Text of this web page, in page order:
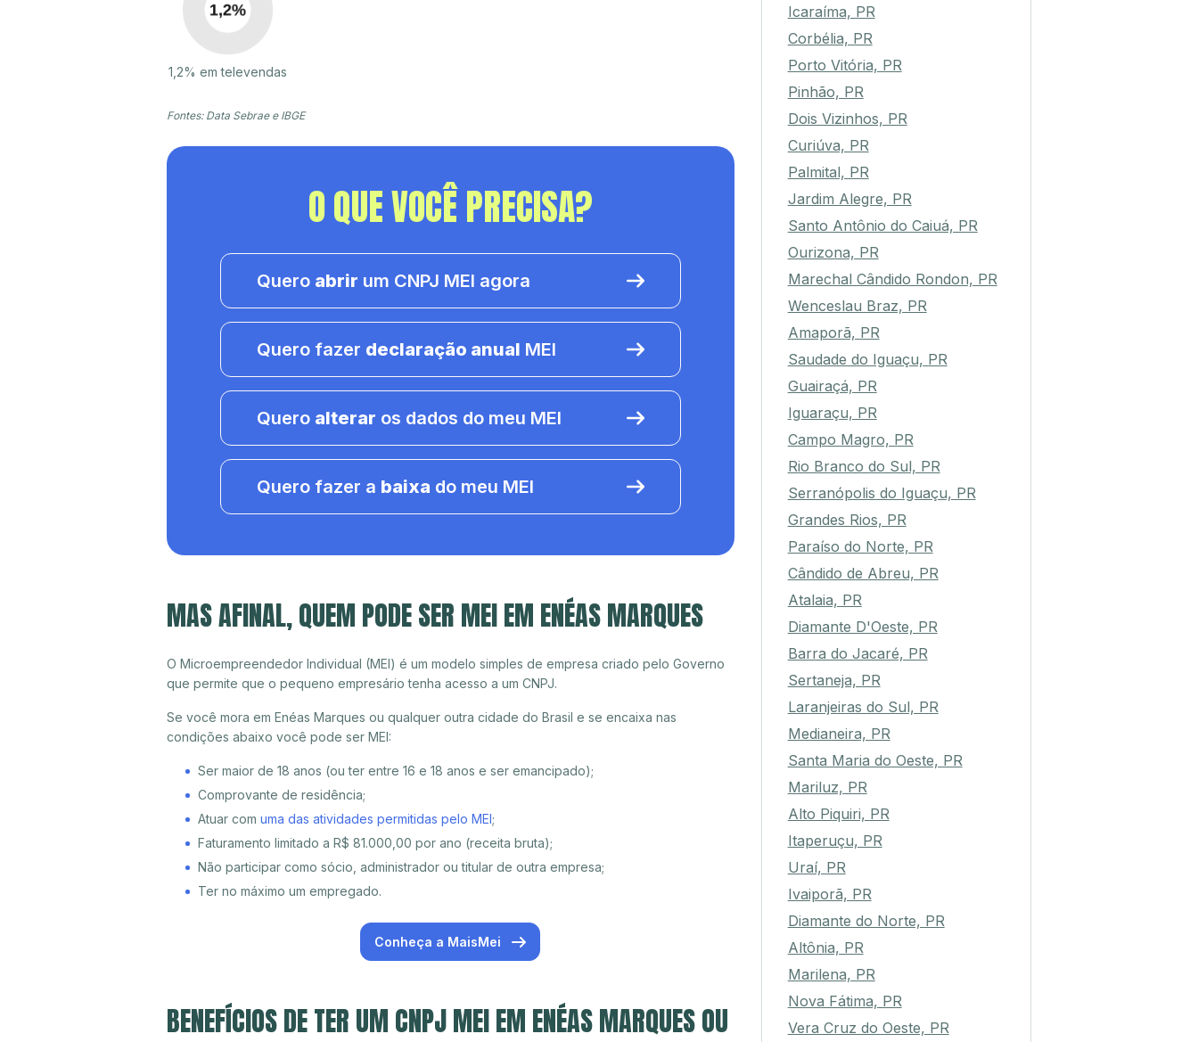
1,2% em televendas
Fontes: Data Sebrae e IBGE
O QUE VOCÊ PRECISA?
Quero abrir um CNPJ MEI agora
Quero fazer declaração anual MEI
Quero alterar os dados do meu MEI
Quero fazer a baixa do meu MEI
MAS AFINAL, QUEM PODE SER MEI EM ENÉAS MARQUES
O Microempreendedor Individual (MEI) é um modelo simples de empresa criado pelo Governo
que permite que o pequeno empresário tenha acesso a um CNPJ.
Se você mora em Enéas Marques ou qualquer outra cidade do Brasil e se encaixa nas
condições abaixo você pode ser MEI:
Ser maior de 18 anos (ou ter entre 16 e 18 anos e ser emancipado);
Comprovante de residência;
Atuar com uma das atividades permitidas pelo MEI;
Faturamento limitado a R$ 81.000,00 por ano (receita bruta);
Não participar como sócio, administrador ou titular de outra empresa;
Ter no máximo um empregado.
Conheça a MaisMei
BENEFÍCIOS DE TER UM CNPJ MEI EM ENÉAS MARQUES OU
Icaraíma, PR
Corbélia, PR
Porto Vitória, PR
Pinhão, PR
Dois Vizinhos, PR
Curiúva, PR
Palmital, PR
Jardim Alegre, PR
Santo Antônio do Caiuá, PR
Ourizona, PR
Marechal Cândido Rondon, PR
Wenceslau Braz, PR
Amaporã, PR
Saudade do Iguaçu, PR
Guairaçá, PR
Iguaraçu, PR
Campo Magro, PR
Rio Branco do Sul, PR
Serranópolis do Iguaçu, PR
Grandes Rios, PR
Paraíso do Norte, PR
Cândido de Abreu, PR
Atalaia, PR
Diamante D'Oeste, PR
Barra do Jacaré, PR
Sertaneja, PR
Laranjeiras do Sul, PR
Medianeira, PR
Santa Maria do Oeste, PR
Mariluz, PR
Alto Piquiri, PR
Itaperuçu, PR
Uraí, PR
Ivaiporã, PR
Diamante do Norte, PR
Altônia, PR
Marilena, PR
Nova Fátima, PR
Vera Cruz do Oeste, PR